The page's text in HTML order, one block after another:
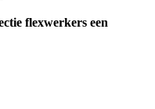
flexwerkers een